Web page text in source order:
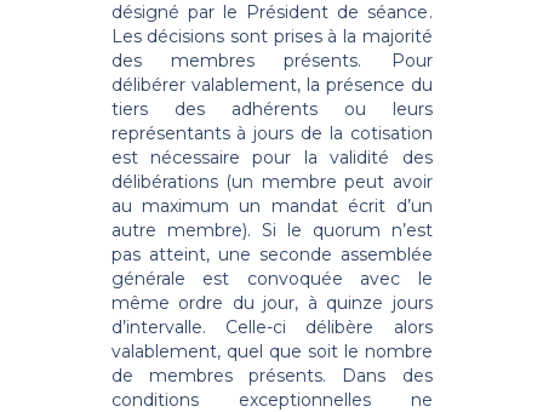
désigné par le Président de séance.
Les décisions sont prises à la majorité
des membres présents. Pour
délibérer valablement, la présence du
tiers des adhérents ou leurs
représentants à jours de la cotisation
est nécessaire pour la validité des
délibérations (un membre peut avoir
au maximum un mandat écrit d’un
autre membre). Si le quorum n’est
pas atteint, une seconde assemblée
générale est convoquée avec le
même ordre du jour, à quinze jours
d’intervalle. Celle-ci délibère alors
valablement, quel que soit le nombre
de membres présents. Dans des
conditions exceptionnelles ne